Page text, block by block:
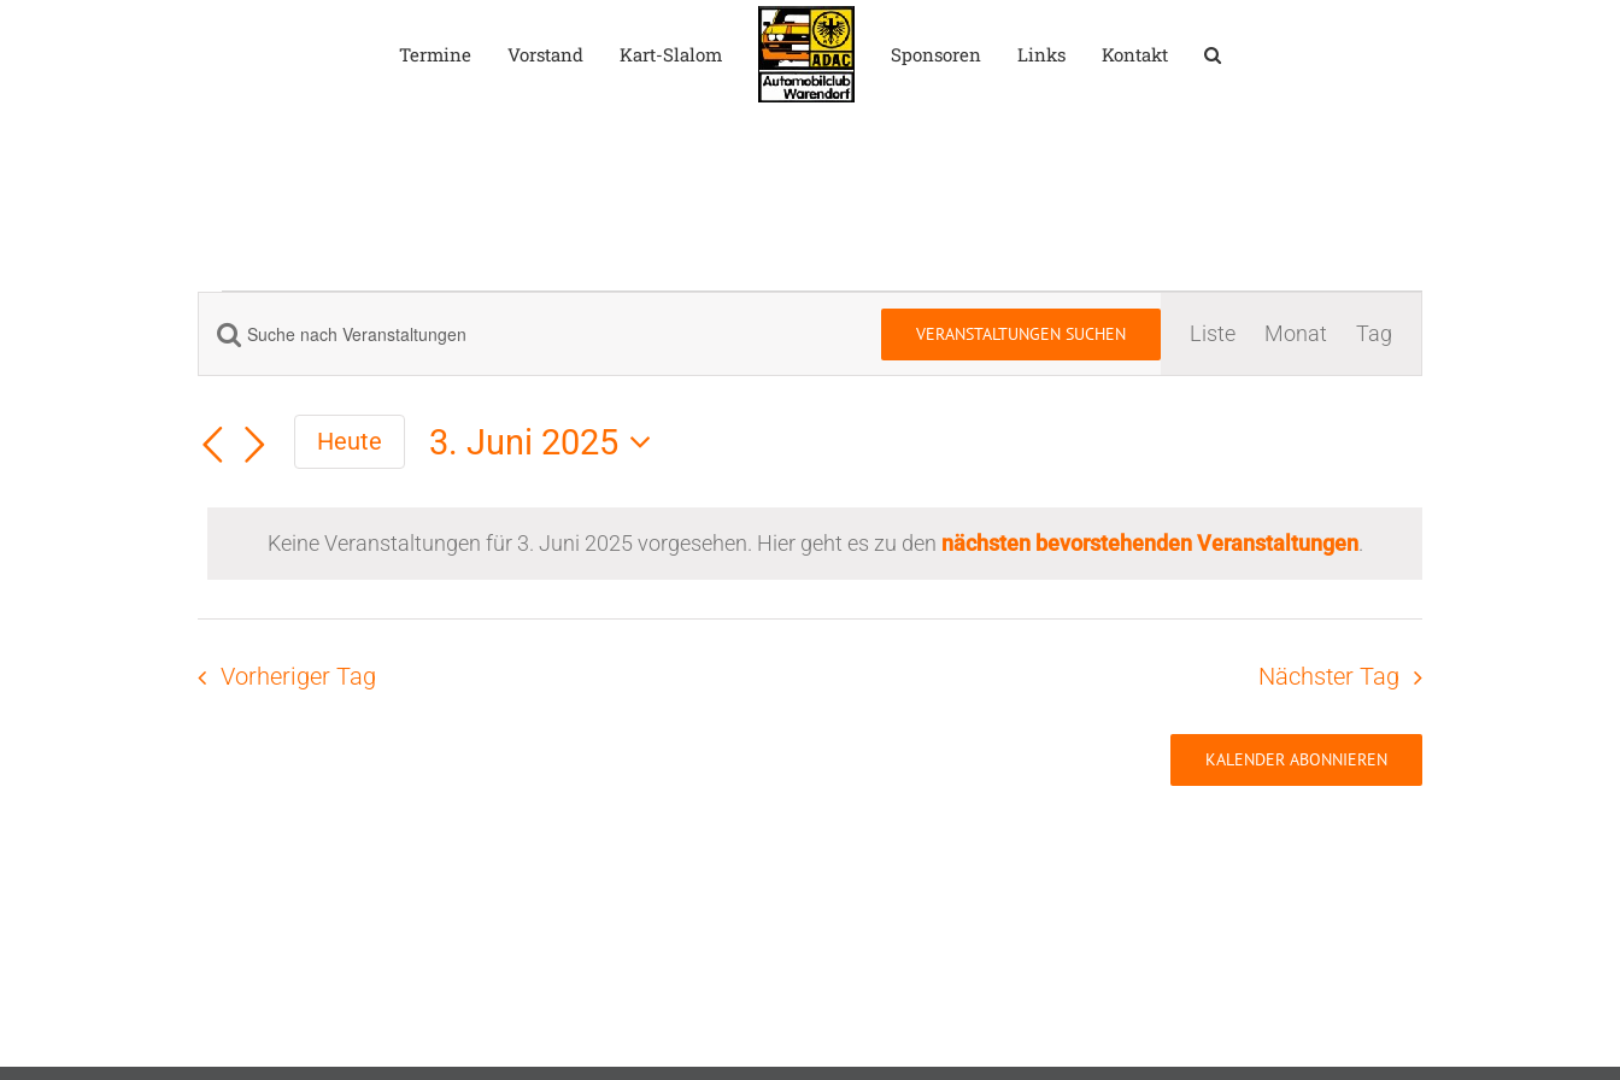
Termine Vorstand Kart-Slalom Sponsoren Links Kontakt
Veranstaltungen
für
Juni
Hinweis
Keine Veranstaltungen für 3. Juni 2025 vorgesehen. Hier geht es zu den nächsten bevorstehenden Veranstaltungen.
Veranstaltungen
Suche
und
Ansichten,
Bitte
Suche
nach
VERANSTALTUNGEN SUCHEN
Ansichten-
Navigation
Liste Monat Tag
Heute
3. Juni 2025
Vorheriger Tag Nächster Tag
KALENDER ABONNIEREN